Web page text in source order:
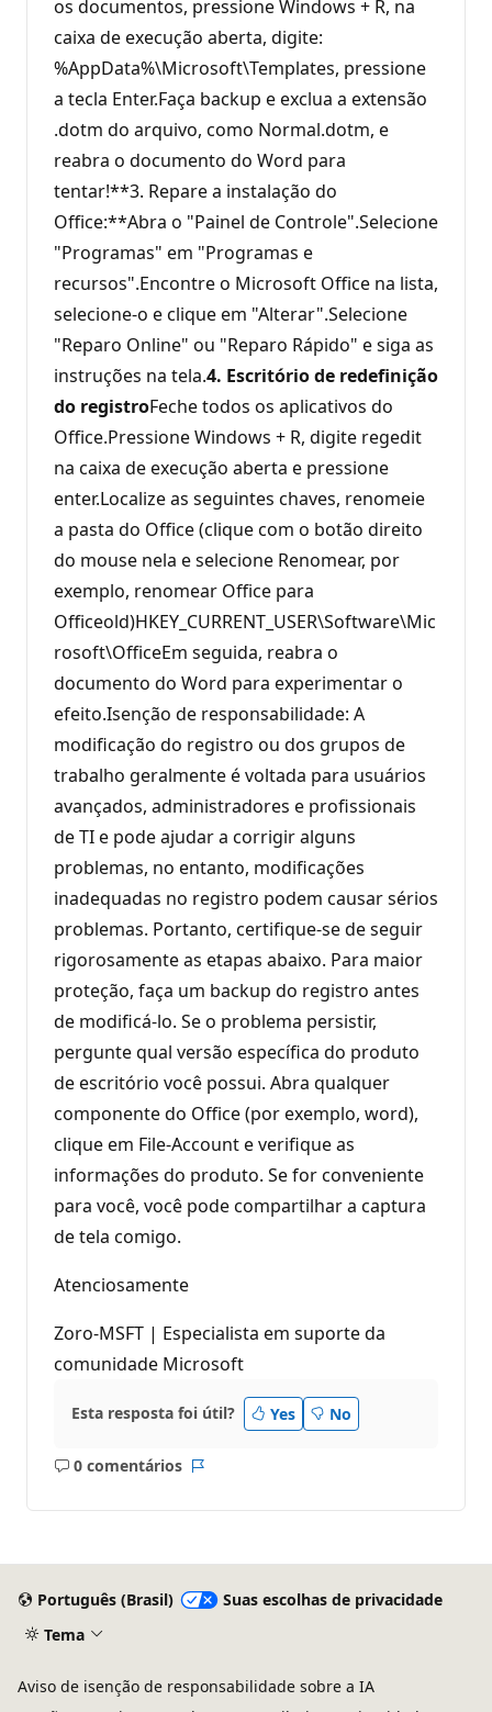
os documentos, pressione Windows + R, na
caixa de execução aberta, digite:
%AppData%\Microsoft\Templates, pressione
a tecla Enter.Faça backup e exclua a extensão
.dotm do arquivo, como Normal.dotm, e
reabra o documento do Word para
tentar!**3. Repare a instalação do
Office:**Abra o "Painel de Controle".Selecione
"Programas" em "Programas e
recursos".Encontre o Microsoft Office na lista,
selecione-o e clique em "Alterar".Selecione
"Reparo Online" ou "Reparo Rápido" e siga as
instruções na tela.4. Escritório de redefinição
do registroFeche todos os aplicativos do
Office.Pressione Windows + R, digite regedit
na caixa de execução aberta e pressione
enter.Localize as seguintes chaves, renomeie
a pasta do Office (clique com o botão direito
do mouse nela e selecione Renomear, por
exemplo, renomear Office para
Officeold)HKEY_CURRENT_USER\Software\Mic
rosoft\OfficeEm seguida, reabra o
documento do Word para experimentar o
efeito.Isenção de responsabilidade: A
modificação do registro ou dos grupos de
trabalho geralmente é voltada para usuários
avançados, administradores e profissionais
de TI e pode ajudar a corrigir alguns
problemas, no entanto, modificações
inadequadas no registro podem causar sérios
problemas. Portanto, certifique-se de seguir
rigorosamente as etapas abaixo. Para maior
proteção, faça um backup do registro antes
de modificá-lo. Se o problema persistir,
pergunte qual versão específica do produto
de escritório você possui. Abra qualquer
componente do Office (por exemplo, word),
clique em File-Account e verifique as
informações do produto. Se for conveniente
para você, você pode compartilhar a captura
de tela comigo.
Atenciosamente
Zoro-MSFT | Especialista em suporte da
comunidade Microsoft
Esta resposta foi útil? Yes No
0 comentários
Sem
Português (Brasil)
Suas escolhas de privacidade
Tema
Aviso de isenção de responsabilidade sobre a IA